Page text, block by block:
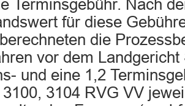
Terminsgebühr. Nach
für diese
die
vor dem Landgericht
und eine 1,2
3100, 3104 RVG VV